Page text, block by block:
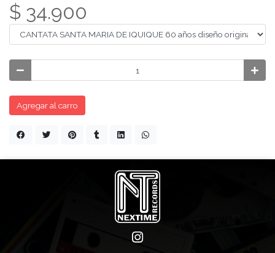
$ 34.900
Agregar al carro